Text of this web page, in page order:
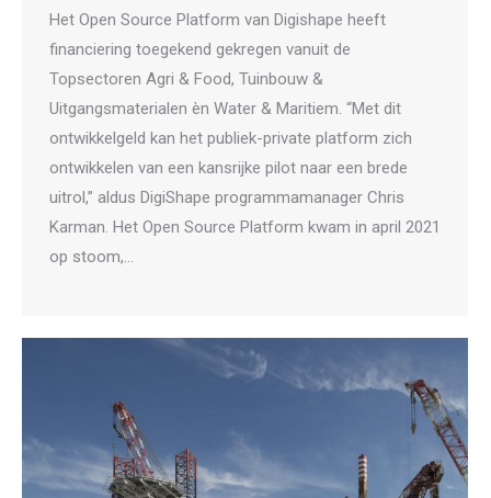
Het Open Source Platform van Digishape heeft
financiering toegekend gekregen vanuit de
Topsectoren Agri & Food, Tuinbouw &
Uitgangsmaterialen èn Water & Maritiem. “Met dit
ontwikkelgeld kan het publiek-private platform zich
ontwikkelen van een kansrijke pilot naar een brede
uitrol,” aldus DigiShape programmamanager Chris
Karman. Het Open Source Platform kwam in april 2021
op stoom,…